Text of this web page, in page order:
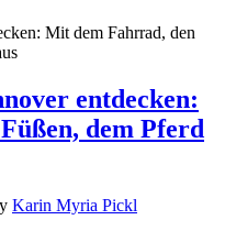
entdecken:
dem Pferd
Karin Myria Pickl